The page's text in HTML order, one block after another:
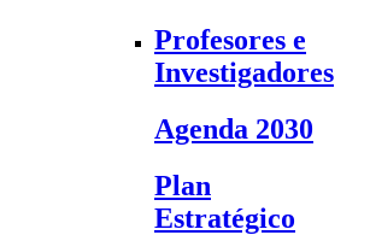
Profesores e
Investigadores
Agenda 2030
Plan
Estratégico